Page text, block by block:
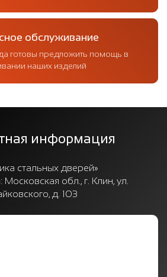
обслуживание
готовы предложить помощь в
наших изделий
информация
стальных дверей»
Московская обл., г. Клин, ул.
д. 103